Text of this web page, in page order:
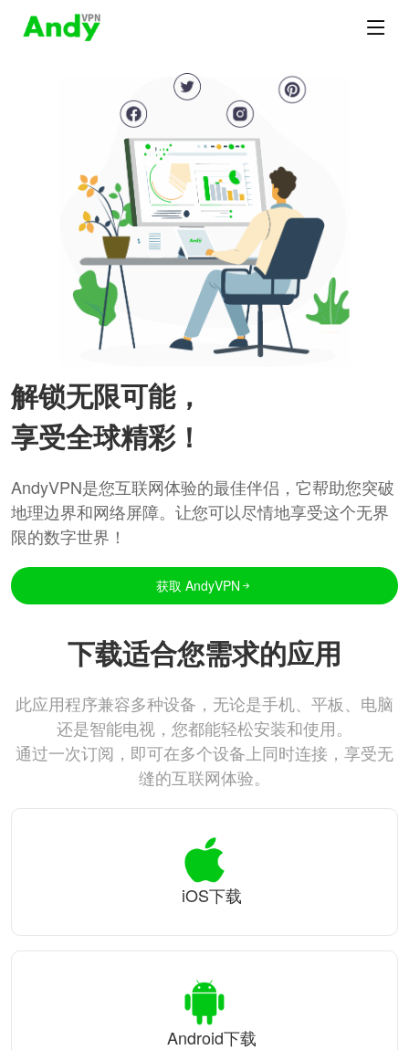
解锁无限可能，
享受全球精彩！
AndyVPN是您互联网体验的最佳伴侣，它帮助您突破
地理边界和网络屏障。让您可以尽情地享受这个无界
限的数字世界！
获取 AndyVPN
下载适合您需求的应用
此应用程序兼容多种设备，无论是手机、平板、电脑
还是智能电视，您都能轻松安装和使用。
通过一次订阅，即可在多个设备上同时连接，享受无
缝的互联网体验。
iOS下载
Android下载